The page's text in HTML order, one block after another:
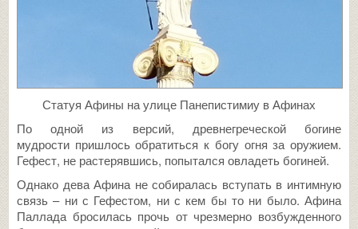
Статуя Афины на улице Панепистимиу в Афинах
По одной из версий, древнегреческой богине
мудрости пришлось обратиться к богу огня за оружием.
Гефест, не растерявшись, попытался овладеть богиней.
Однако дева Афина не собиралась вступать в интимную
связь – ни с Гефестом, ни с кем бы то ни было. Афина
Паллада бросилась прочь от чрезмерно возбужденного